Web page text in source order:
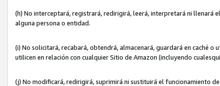
(h) No interceptará, registrará, redirigirá, leerá, interpretará ni
alguna persona o entidad.
(i) No solicitará, recabará, obtendrá, almacenará, guardará en caché
utilicen en relación con cualquier Sitio de Amazon (incluyendo
(j) No modificará, redirigirá, suprimirá ni sustituirá el funcionamiento